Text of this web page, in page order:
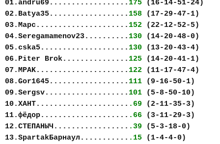
01.andru69.................. 175 (16-14-51-24)
02.Batya35.................. 158 (17-29-47-1)
03.Марс..................... 152 (22-12-52-5)
04.Seregamamenov23.......... 130 (14-20-48-0)
05.cska5.................... 130 (13-20-43-4)
06.Piter Brok............... 125 (14-20-41-1)
07.MPAK..................... 122 (11-17-47-4)
08.Gor1645.................. 111 (9-16-50-1)
09.Sergsv................... 101 (5-8-50-10)
10.ХАНТ..................... .69 (2-11-35-3)
11.фёдор.................... .66 (3-11-29-3)
12.СТЕПАНЫЧ................. .39 (5-3-18-0)
13.SpartakБарнаул........... .15 (1-4-4-0)